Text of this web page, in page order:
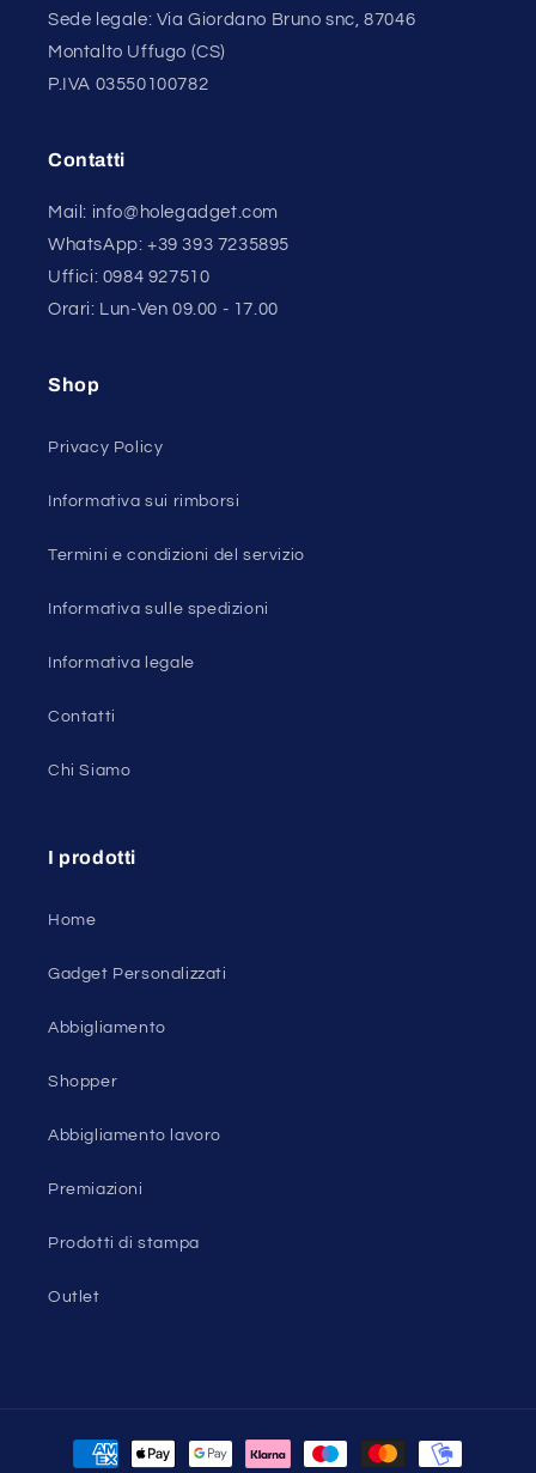
Sede legale: Via Giordano Bruno snc, 87046
Montalto Uffugo (CS)
P.IVA 03550100782
Contatti
Mail: info@holegadget.com
WhatsApp: +39 393 7235895
Uffici: 0984 927510
Orari: Lun-Ven 09.00 - 17.00
Shop
Privacy Policy
Informativa sui rimborsi
Termini e condizioni del servizio
Informativa sulle spedizioni
Informativa legale
Contatti
Chi Siamo
I prodotti
Home
Gadget Personalizzati
Abbigliamento
Shopper
Abbigliamento lavoro
Premiazioni
Prodotti di stampa
Outlet
Metodi